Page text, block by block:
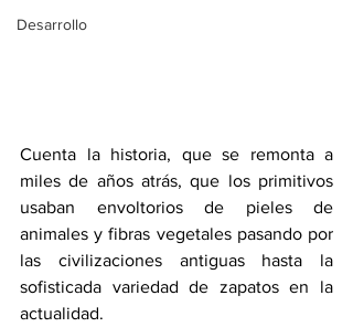
Desarrollo
Cuenta la historia, que se remonta a
miles de años atrás, que los primitivos
usaban envoltorios de pieles de
animales y fibras vegetales pasando por
las civilizaciones antiguas hasta la
sofisticada variedad de zapatos en la
actualidad.